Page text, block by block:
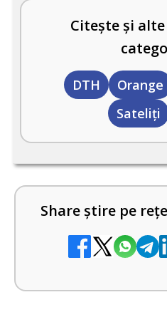
Citește și
DTH Orange
Sateliți
Share știre pe